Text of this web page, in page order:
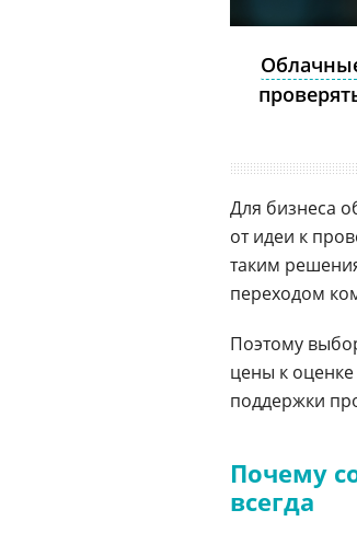
Для бизнеса
от идеи к
таким
переходом
Поэтому
цены к
поддержки
Почему
всегда